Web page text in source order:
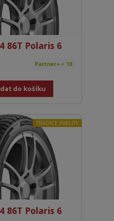
86T Polaris 6
Partner+ > 10
do košíku
TRADICE KVALITY
86T Polaris 6